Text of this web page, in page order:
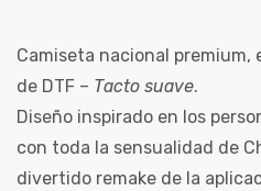
Camiseta nacional
de DTF – Tacto suave.
Diseño inspirado en los
con toda la sensualidad de
divertido remake de la